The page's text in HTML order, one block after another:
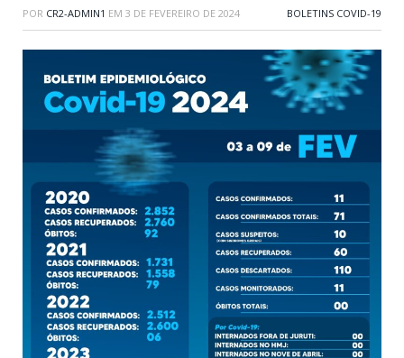
POR CR2-ADMIN1 EM 3 DE FEVEREIRO DE 2024 BOLETINS COVID-19